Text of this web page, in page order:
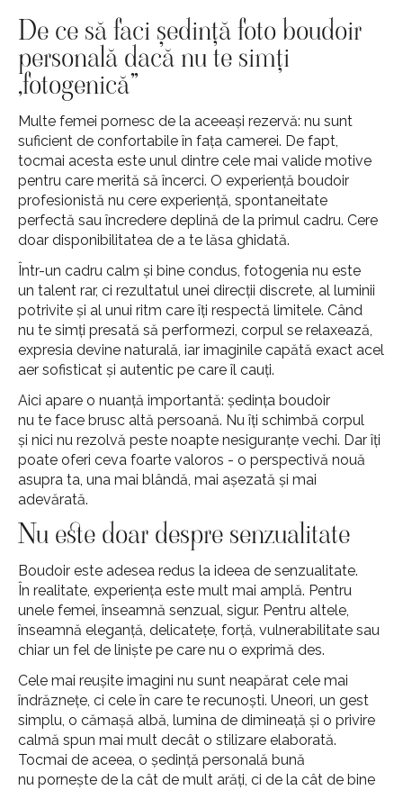
De ce să faci ședință foto boudoir
personală dacă nu te simți
„fotogenică”
Multe femei pornesc de la aceeași rezervă: nu sunt
suficient de confortabile în fața camerei. De fapt,
tocmai acesta este unul dintre cele mai valide motive
pentru care merită să încerci. O experiență boudoir
profesionistă nu cere experiență, spontaneitate
perfectă sau încredere deplină de la primul cadru. Cere
doar disponibilitatea de a te lăsa ghidată.
Într-un cadru calm și bine condus, fotogenia nu este
un talent rar, ci rezultatul unei direcții discrete, al luminii
potrivite și al unui ritm care îți respectă limitele. Când
nu te simți presată să performezi, corpul se relaxează,
expresia devine naturală, iar imaginile capătă exact acel
aer sofisticat și autentic pe care îl cauți.
Aici apare o nuanță importantă: ședința boudoir
nu te face brusc altă persoană. Nu îți schimbă corpul
și nici nu rezolvă peste noapte nesiguranțe vechi. Dar îți
poate oferi ceva foarte valoros - o perspectivă nouă
asupra ta, una mai blândă, mai așezată și mai
adevărată.
Nu este doar despre senzualitate
Boudoir este adesea redus la ideea de senzualitate.
În realitate, experiența este mult mai amplă. Pentru
unele femei, înseamnă senzual, sigur. Pentru altele,
înseamnă eleganță, delicatețe, forță, vulnerabilitate sau
chiar un fel de liniște pe care nu o exprimă des.
Cele mai reușite imagini nu sunt neapărat cele mai
îndrăznețe, ci cele în care te recunoști. Uneori, un gest
simplu, o cămașă albă, lumina de dimineață și o privire
calmă spun mai mult decât o stilizare elaborată.
Tocmai de aceea, o ședință personală bună
nu pornește de la cât de mult arăți, ci de la cât de bine